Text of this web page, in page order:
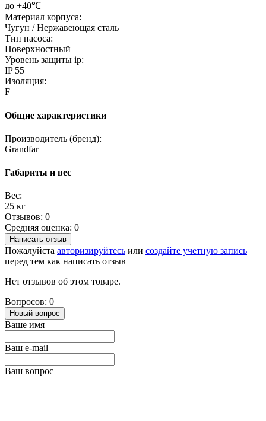
до +40℃
Материал корпуса:
Чугун / Нержавеющая сталь
Тип насоса:
Поверхностный
Уровень защиты ip:
IP 55
Изоляция:
F
Общие характеристики
Производитель (бренд):
Grandfar
Габариты и вес
Вес:
25 кг
Отзывов: 0
Средняя оценка: 0
Написать отзыв
Пожалуйста авторизируйтесь или создайте учетную запись
перед тем как написать отзыв
Нет отзывов об этом товаре.
Вопросов: 0
Новый вопрос
Ваше имя
Ваш e-mail
Ваш вопрос